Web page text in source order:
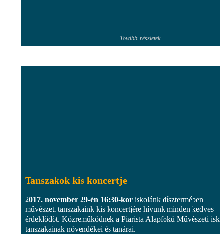
További részletek
Tanszakok kis koncertje
2017. november 29-én 16:30-kor iskolánk dísztermében
művészeti tanszakaink kis koncertjére hívunk minden kedves
érdeklődőt. Közreműködnek a Piarista Alapfokú Művészeti
tanszakainak növendékei és tanárai.